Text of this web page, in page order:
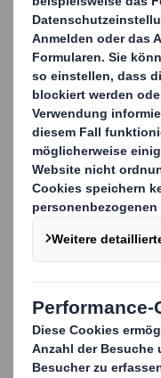
Unsere Meatainer
Zusätzlichen Schutz
die aus Klebstoff
eliminiert, die etwa
Die robuste
Wahrscheinlichkeit,
wird und der Inhalt
Unsere industrielle
Palettengrößen
Einweg-
Verwendung in
Paletten kann der
wiederverwendet